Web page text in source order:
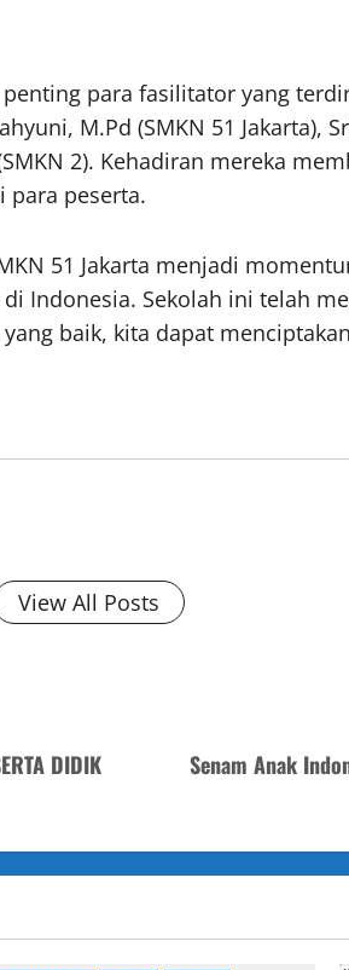
para fasilitator yang
M.Pd (SMKN 51 Jakarta),
2). Kehadiran mereka
para peserta.
51 Jakarta menjadi
Indonesia. Sekolah ini telah
baik, kita dapat
View All Posts
DIDIK
Senam Anak